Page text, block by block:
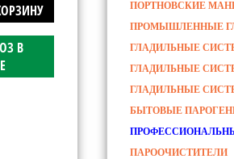
В
ПОРТНОВСКИЕ
ПРОМЫШЛЕННЫЕ
ГЛАДИЛЬНЫЕ
ГЛАДИЛЬНЫЕ
ГЛАДИЛЬНЫЕ
БЫТОВЫЕ
ПАРООЧИСТИТЕЛИ